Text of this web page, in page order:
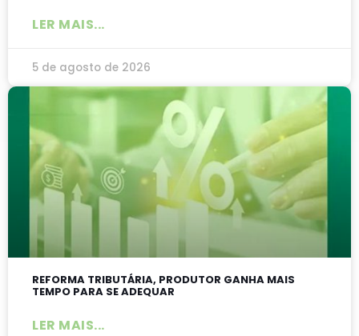
LER MAIS...
5 de agosto de 2026
REFORMA TRIBUTÁRIA, PRODUTOR GANHA MAIS
TEMPO PARA SE ADEQUAR
LER MAIS...